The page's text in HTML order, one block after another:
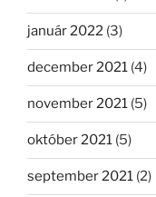
január 2022 (3)
december 2021 (4)
november 2021 (5)
október 2021 (5)
september 2021 (2)